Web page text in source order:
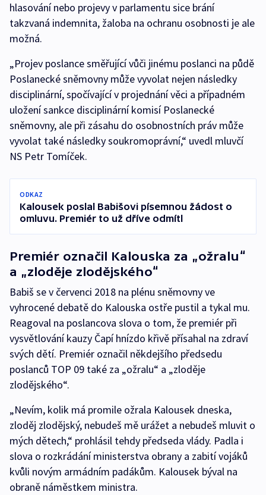
hlasování nebo projevy v parlamentu sice brání
takzvaná indemnita, žaloba na ochranu osobnosti je ale
možná.
„Projev poslance směřující vůči jinému poslanci na půdě
Poslanecké sněmovny může vyvolat nejen následky
disciplinární, spočívající v projednání věci a případném
uložení sankce disciplinární komisí Poslanecké
sněmovny, ale při zásahu do osobnostních práv může
vyvolat také následky soukromoprávní,“ uvedl mluvčí
NS Petr Tomíček.
ODKAZ
Kalousek poslal Babišovi písemnou žádost o
omluvu. Premiér to už dříve odmítl
Premiér označil Kalouska za „ožralu“
a „zloděje zlodějského“
Babiš se v červenci 2018 na plénu sněmovny ve
vyhrocené debatě do Kalouska ostře pustil a tykal mu.
Reagoval na poslancova slova o tom, že premiér při
vysvětlování kauzy Čapí hnízdo křivě přísahal na zdraví
svých dětí. Premiér označil někdejšího předsedu
poslanců TOP 09 také za „ožralu“ a „zloděje
zlodějského“.
„Nevím, kolik má promile ožrala Kalousek dneska,
zloděj zlodějský, nebudeš mě urážet a nebudeš mluvit o
mých dětech,“ prohlásil tehdy předseda vlády. Padla i
slova o rozkrádání ministerstva obrany a zabití vojáků
kvůli novým armádním padákům. Kalousek býval na
obraně náměstkem ministra.